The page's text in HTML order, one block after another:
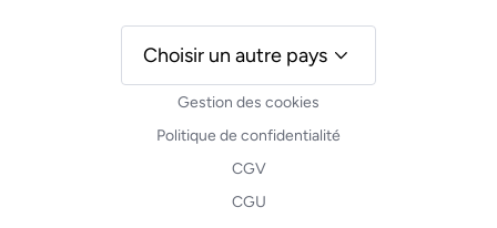
Gestion des cookies
Politique de confidentialité
CGV
CGU
Choisir un autre pays